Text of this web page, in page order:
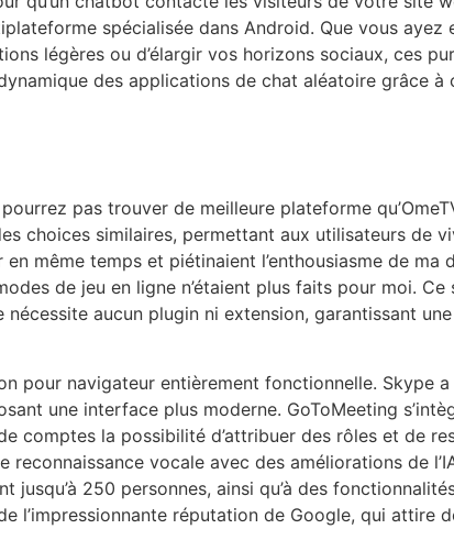
spécialisée dans Android. Que vous
légères ou d’élargir vos horizons sociaux, ces
des applications de chat aléatoire grâce à
pas trouver de meilleure plateforme
choices similaires, permettant aux utilisateurs de
même temps et piétinaient l’enthousiasme de
de jeu en ligne n’étaient plus faits pour moi.
aucun plugin ni extension, garantissant
pour navigateur entièrement fonctionnelle. Skype
une interface plus moderne. GoToMeeting
la possibilité d’attribuer des rôles et de
vocale avec des améliorations de
250 personnes, ainsi qu’à des
réputation de Google, qui attire